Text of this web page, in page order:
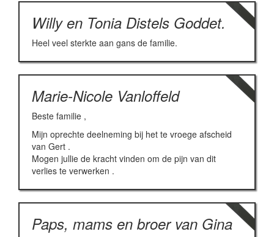
Willy en Tonia Distels Goddet.
Heel veel sterkte aan gans de familie.
Marie-Nicole Vanloffeld
Beste familie ,
Mijn oprechte deelneming bij het te vroege afscheid
van Gert .
Mogen jullie de kracht vinden om de pijn van dit
verlies te verwerken .
Paps, mams en broer van Gina